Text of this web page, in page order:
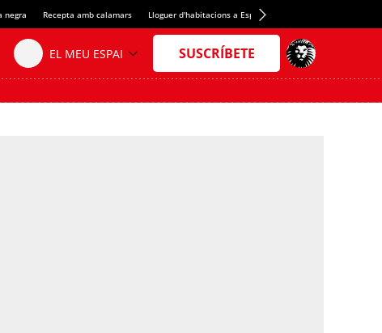
negra Recepta amb calamars Lloguer d'habitacions a Espanya